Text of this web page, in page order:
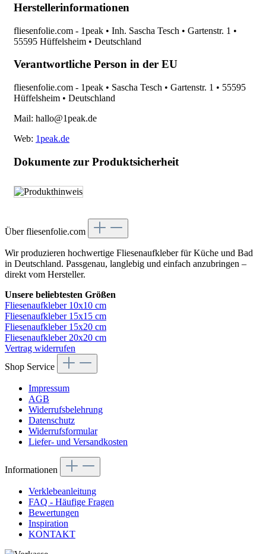
Herstellerinformationen
fliesenfolie.com - 1peak • Inh. Sascha Tesch • Gartenstr. 1 •
55595 Hüffelsheim • Deutschland
Verantwortliche Person in der EU
fliesenfolie.com - 1peak • Sascha Tesch • Gartenstr. 1 • 55595
Hüffelsheim • Deutschland
Mail: hallo@1peak.de
Web: 1peak.de
Dokumente zur Produktsicherheit
Über fliesenfolie.com
Wir produzieren hochwertige Fliesenaufkleber für Küche und Bad
in Deutschland. Passgenau, langlebig und einfach anzubringen –
direkt vom Hersteller.
Unsere beliebtesten Größen
Fliesenaufkleber 10x10 cm
Fliesenaufkleber 15x15 cm
Fliesenaufkleber 15x20 cm
Fliesenaufkleber 20x20 cm
Vertrag widerrufen
Shop Service
Impressum
AGB
Widerrufsbelehrung
Datenschutz
Widerrufsformular
Liefer- und Versandkosten
Informationen
Verklebeanleitung
FAQ - Häufige Fragen
Bewertungen
Inspiration
KONTAKT